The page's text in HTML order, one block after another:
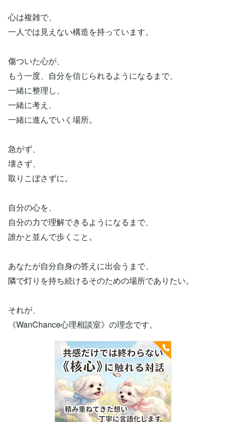
心は複雑で、
一人では見えない構造を持っています。
傷ついた心が、
もう一度、自分を信じられるようになるまで、
一緒に整理し、
一緒に考え、
一緒に進んでいく場所。
急がず、
壊さず、
取りこぼさずに。
自分の心を、
自分の力で理解できるようになるまで、
誰かと並んで歩くこと。
あなたが自分自身の答えに出会うまで、
隣で灯りを持ち続けるそのための場所でありたい。
それが、
《WanChance心理相談室》の理念です。